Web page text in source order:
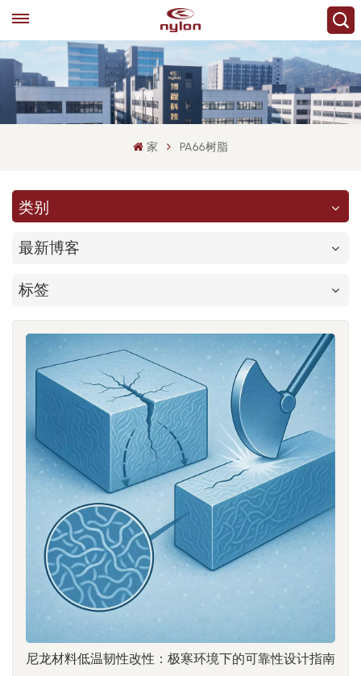
家 PA66树脂
类别
最新博客
标签
尼龙材料低温韧性改性：极寒环境下的可靠性设计指南